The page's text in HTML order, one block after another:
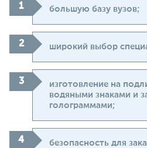
большую базу вузов;
широкий выбор
изготовление на
водяными знаками и
голограммами;
безопасность для